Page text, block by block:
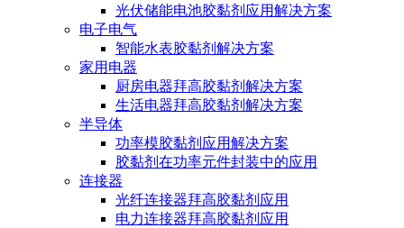
光伏储能电池胶黏剂应用解决方案
电子电气
智能水表胶黏剂解决方案
家用电器
厨房电器拜高胶黏剂解决方案
生活电器拜高胶黏剂解决方案
半导体
功率模胶黏剂应用解决方案
胶黏剂在功率元件封装中的应用
连接器
光纤连接器拜高胶黏剂应用
电力连接器拜高胶黏剂应用